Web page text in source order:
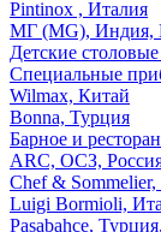
Pintinox , Италия
МГ (MG), Индия,
Детские
Специальные
Wilmax, Китай
Bonna, Турция
Барное и
ARC, ОСЗ,
Chef &
Luigi Bormioli,
Pasabahce,